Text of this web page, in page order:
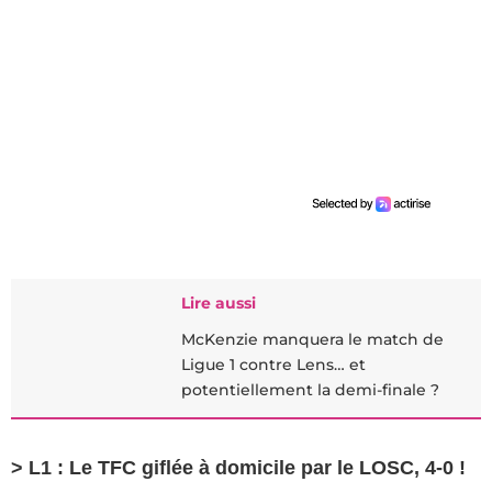
Lire aussi
McKenzie manquera le match de
Ligue 1 contre Lens… et
potentiellement la demi-finale ?
> L1 : Le TFC giflée à domicile par le LOSC, 4-0 !